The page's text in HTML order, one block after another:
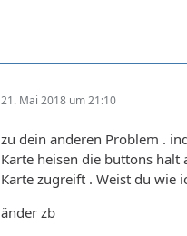
21. Mai 2018 um 21:10
zu dein anderen Problem .
Karte heisen die buttons halt
Karte zugreift . Weist du wie
änder zb